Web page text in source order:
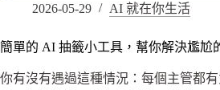
2026-05-29 AI 就在你生活
簡單的 AI 抽籤小工具，幫你解決尷尬
你有沒有遇過這種情況：每個主管都